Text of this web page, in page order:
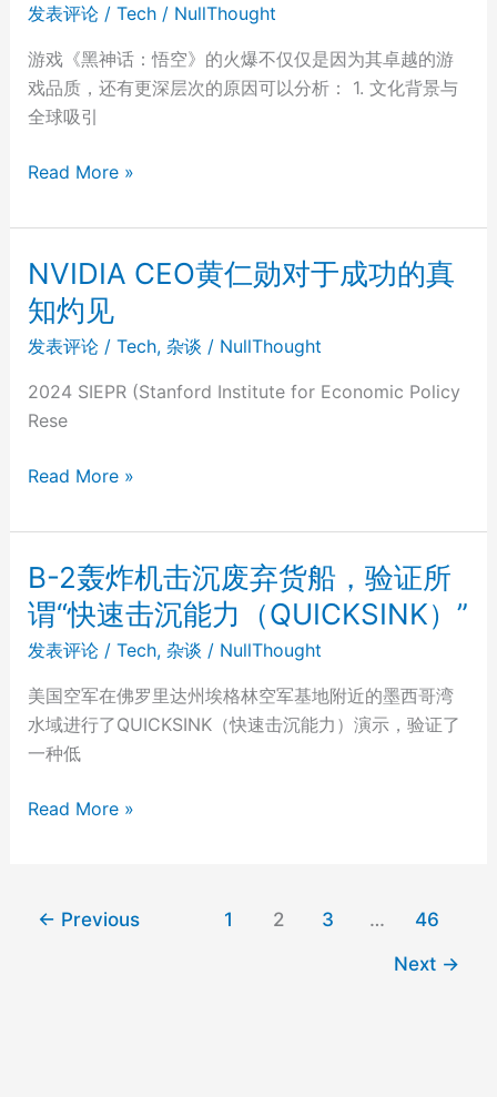
发表评论 / Tech/ NullThought
游戏《黑神话：悟空》的火爆不仅仅是因为其卓越的游
戏品质，还有更深层次的原因可以分析： 1. 文化背景与
全球吸引
《黑
话：
悟
空》
的
火
Read More »
NVIDIA CEO黄仁勋对于成功的真
知灼见
发表评论 / Tech, 杂谈 / NullThought
2024 SIEPR (Stanford Institute for Economic Policy
Rese
NVIDIA
黄
仁
勋
对
于
功
的
灼
Read More »
B-2轰炸机击沉废弃货船，验证所
谓“快速击沉能力（QUICKSINK）”
发表评论 / Tech, 杂谈 / NullThought
美国空军在佛罗里达州埃格林空军基地附近的墨西哥湾
水域进行了QUICKSINK（快速击沉能力）演示，验证了
一种低
B-
机
Read More »
← Previous 1 2 3 …
46
Next →